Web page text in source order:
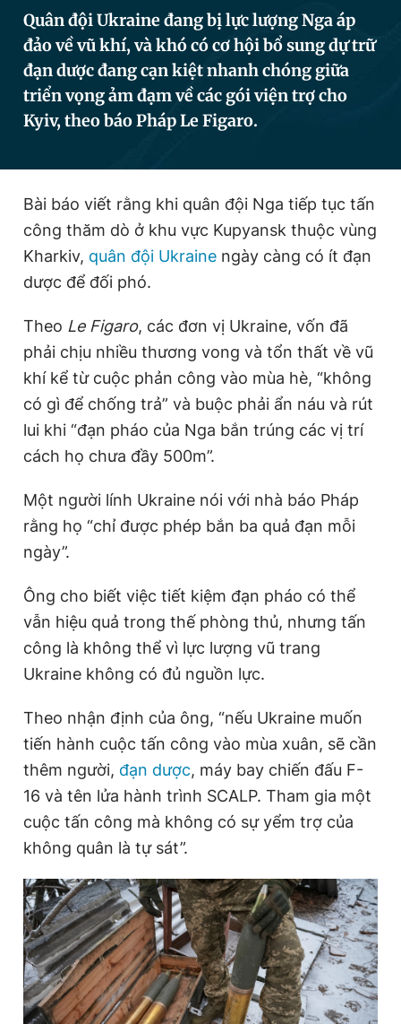
Đọc Thanh Niên trên điện thoại
Theo dõi báo trên
Hotline
Đặt báo Quảng cáo RSS Tòa soạn Chính sách bảo
Tổng biên tập: Nguyễn Ngọc Toàn
Phó tổng biên tập thường trực: Hải Thành
Phó tổng biên tập: Lâm Hiếu Dũng
Phó tổng biên tập: Trần Việt Hưng
Tổng thư ký tòa soạn: Đức Trung
© 2003-2026 Bản quyền thuộc về Báo Thanh Niên. Cấm sao
chép dưới mọi hình thức nếu không có sự chấp thuận bằng văn
bản. Phát triển bởi ePi Technologies, JSC.
Quân đội Ukraine đang bị lực lượng Nga áp
đảo về vũ khí, và khó có cơ hội bổ sung dự trữ
đạn dược đang cạn kiệt nhanh chóng giữa
triển vọng ảm đạm về các gói viện trợ cho
Kyiv, theo báo Pháp Le Figaro.
Bài báo viết rằng khi quân đội Nga tiếp tục tấn
công thăm dò ở khu vực Kupyansk thuộc vùng
Kharkiv, quân đội Ukraine ngày càng có ít đạn
dược để đối phó.
Theo Le Figaro, các đơn vị Ukraine, vốn đã
phải chịu nhiều thương vong và tổn thất về vũ
khí kể từ cuộc phản công vào mùa hè, “không
có gì để chống trả” và buộc phải ẩn náu và rút
lui khi “đạn pháo của Nga bắn trúng các vị trí
cách họ chưa đầy 500m”.
Một người lính Ukraine nói với nhà báo Pháp
rằng họ “chỉ được phép bắn ba quả đạn mỗi
ngày”.
Ông cho biết việc tiết kiệm đạn pháo có thể
vẫn hiệu quả trong thế phòng thủ, nhưng tấn
công là không thể vì lực lượng vũ trang
Ukraine không có đủ nguồn lực.
Theo nhận định của ông, “nếu Ukraine muốn
tiến hành cuộc tấn công vào mùa xuân, sẽ cần
thêm người, đạn dược, máy bay chiến đấu F-
16 và tên lửa hành trình SCALP. Tham gia một
cuộc tấn công mà không có sự yểm trợ của
không quân là tự sát”.